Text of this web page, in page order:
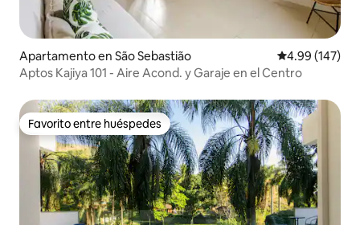
Apartamento en São Sebastião Calificación
4.99 (147)
Aptos Kajiya 101 - Aire Acond. y Garaje en el Centro
Favorito entre huéspedes
Favorito entre huéspedes